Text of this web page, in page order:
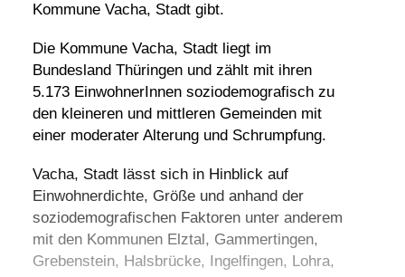
Kommune Vacha, Stadt gibt.
Die Kommune Vacha, Stadt liegt im
Bundesland Thüringen und zählt mit ihren
5.173 EinwohnerInnen soziodemografisch zu
den kleineren und mittleren Gemeinden mit
einer moderater Alterung und Schrumpfung.
Vacha, Stadt lässt sich in Hinblick auf
Einwohnerdichte, Größe und anhand der
soziodemografischen Faktoren unter anderem
mit den Kommunen Elztal , Gammertingen,
Grebenstein, Halsbrücke, Ingelfingen, Lohra,